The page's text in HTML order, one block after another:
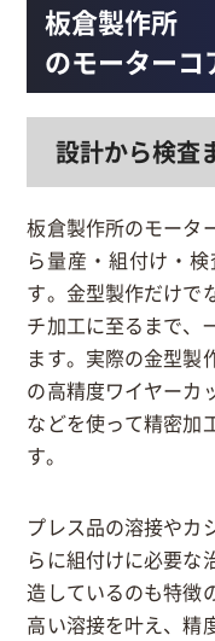
板倉製作所
のモーター
設計から検査
板倉製作所のモータ
ら量産・組付け・
す。金型製作だけで
チ加工に至るまで、
ます。実際の金型製
の高精度ワイヤーカ
などを使って精密加
す。
プレス品の溶接やカ
らに組付けに必要な
造しているのも特徴
高い溶接を叶え、精